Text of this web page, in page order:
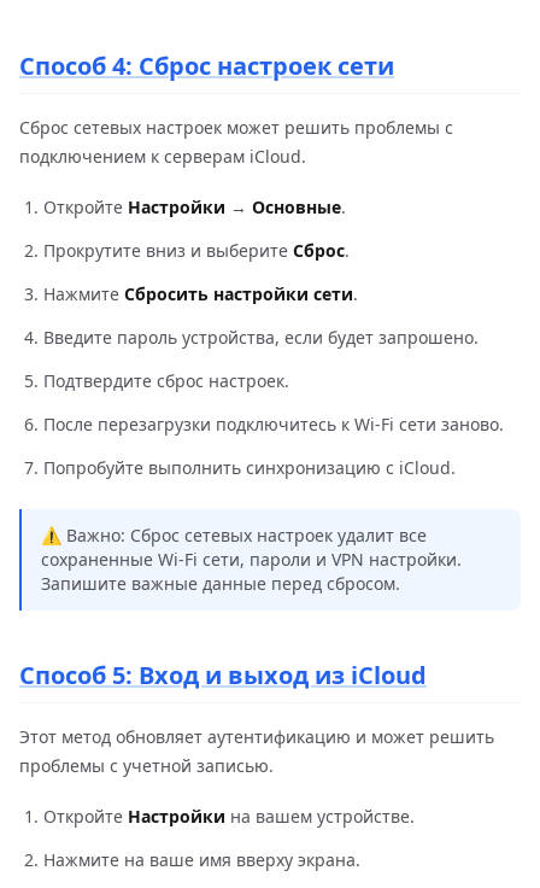
Способ 4: Сброс настроек сети
Сброс сетевых настроек может решить проблемы с
подключением к серверам iCloud.
Откройте Настройки → Основные.
Прокрутите вниз и выберите Сброс.
Нажмите Сбросить настройки сети.
Введите пароль устройства, если будет запрошено.
Подтвердите сброс настроек.
После перезагрузки подключитесь к Wi-Fi сети заново.
Попробуйте выполнить синхронизацию с iCloud.
⚠️ Важно: Сброс сетевых настроек удалит все
сохраненные Wi-Fi сети, пароли и VPN настройки.
Запишите важные данные перед сбросом.
Способ 5: Вход и выход из iCloud
Этот метод обновляет аутентификацию и может решить
проблемы с учетной записью.
Откройте Настройки на вашем устройстве.
Нажмите на ваше имя вверху экрана.